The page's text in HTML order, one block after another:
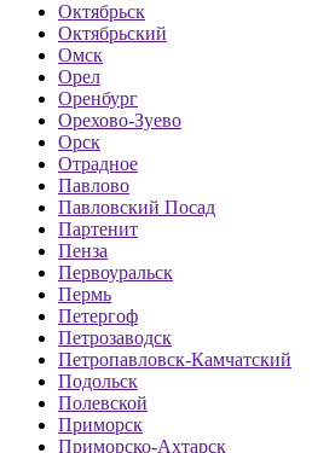
Октябрьск
Октябрьский
Омск
Орел
Оренбург
Орехово-Зуево
Орск
Отрадное
Павлово
Павловский Посад
Партенит
Пенза
Первоуральск
Пермь
Петергоф
Петрозаводск
Петропавловск-Камчатский
Подольск
Полевской
Приморск
Приморско-Ахтарск